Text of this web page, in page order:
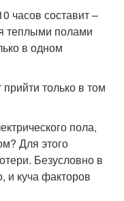
часов составит –
теплыми полами
в одном
прийти только в том
пола,
Для этого
Безусловно в
и куча факторов